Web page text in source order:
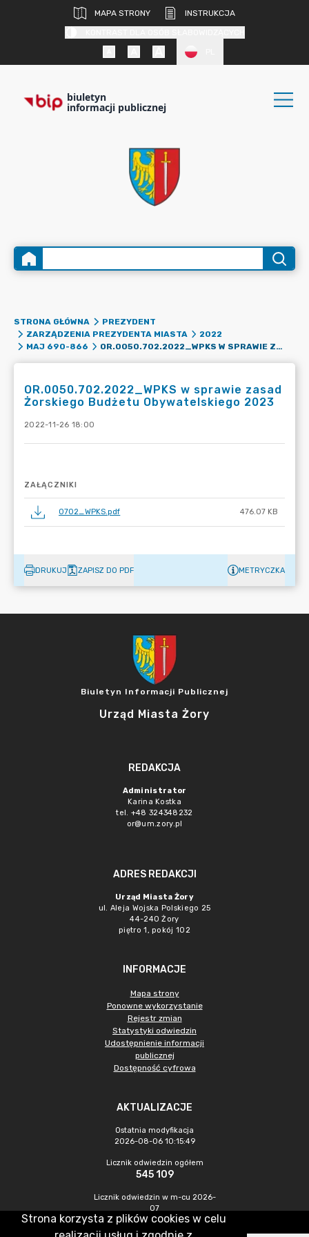
MAPA STRONY
INSTRUKCJA
biuletyn
informacji publicznej
STRONA GŁÓWNA
PREZYDENT
ZARZĄDZENIA PREZYDENTA MIASTA
2022
MAJ 690-866
OR.0050.702.2022_WPKS W SPRAWIE ZASAD ŻORSKIEGO BUDŻETU OBYWATELSKIEGO 2023
OR.0050.702.2022_WPKS w sprawie zasad
Żorskiego Budżetu Obywatelskiego 2023
2022-11-26 18:00
ZAŁĄCZNIKI
0702_WPKS.pdf 476.07 KB
DRUKUJ ZAPISZ DO PDF METRYCZKA
Biuletyn Informacji Publicznej
Urząd Miasta Żory
REDAKCJA
Administrator
Karina Kostka
tel. +48 324348232
or@um.zory.pl
ADRES REDAKCJI
Urząd Miasta Żory
ul. Aleja Wojska Polskiego 25
44-240 Żory
piętro 1, pokój 102
INFORMACJE
Mapa strony
Ponowne wykorzystanie
Rejestr zmian
Statystyki odwiedzin
Udostępnienie informacji
publicznej
Dostępność cyfrowa
AKTUALIZACJE
Ostatnia modyfikacja
2026-08-06 10:15:49
Licznik odwiedzin ogółem
545 109
Licznik odwiedzin w m-cu 2026-
07
1 125
Strona korzysta z plików cookies w celu